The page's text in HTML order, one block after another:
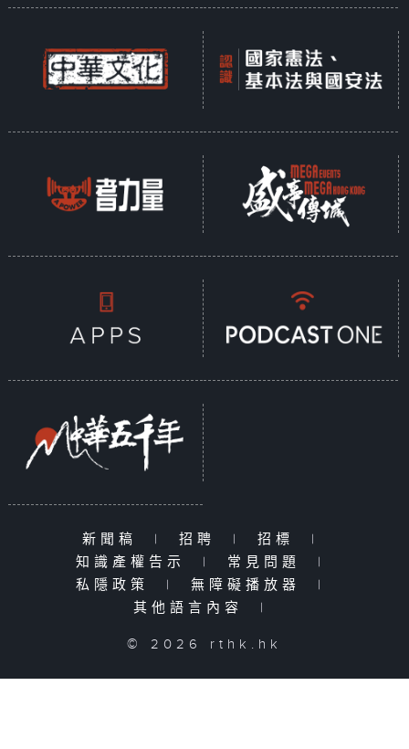
新聞稿 | 招聘 | 招標
|
知識產權告示
| 常見問題
|
私隱政策
| 無障礙播放器
|
其他語言內容
|
© 2026 rthk.hk